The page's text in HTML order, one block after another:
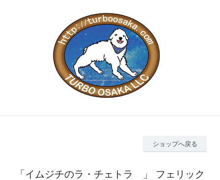
ショップへ戻る
「イムジチのラ・チェトラ 」 フェリック